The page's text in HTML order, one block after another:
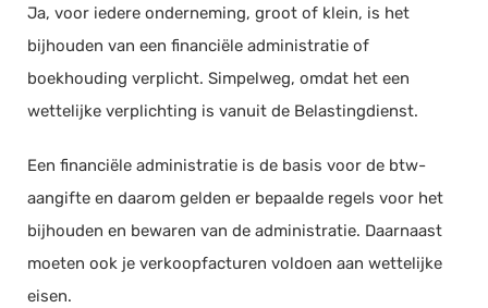
Ja, voor iedere onderneming, groot of klein, is het
bijhouden van een financiële administratie of
boekhouding verplicht. Simpelweg, omdat het een
wettelijke verplichting is vanuit de Belastingdienst.
Een financiële administratie is de basis voor de btw-
aangifte en daarom gelden er bepaalde regels voor het
bijhouden en bewaren van de administratie. Daarnaast
moeten ook je verkoopfacturen voldoen aan wettelijke
eisen.